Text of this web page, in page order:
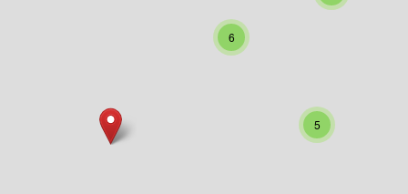
Niederösterreich
5
6